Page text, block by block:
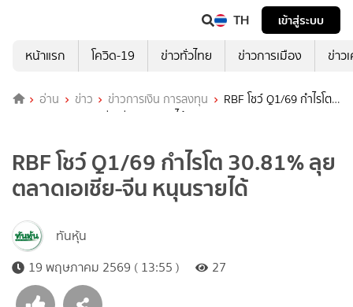
TH
เข้าสู่ระบบ
หน้าแรก
โควิด-19 ข่าวทั่วไทย ข่าวการเมือง ข่าว
อ่าน ข่าว ข่าวการเงิน การลงทุน
RBF โชว์ Q1/69 กำไรโต
30.81% ลุยตลาดเอเชีย-จีน หนุนรายได้
RBF โชว์ Q1/69 กำไรโต 30.81% ลุย
ตลาดเอเชีย-จีน หนุนรายได้
ทันหุ้น
19 พฤษภาคม 2569 ( 13:55 )
27